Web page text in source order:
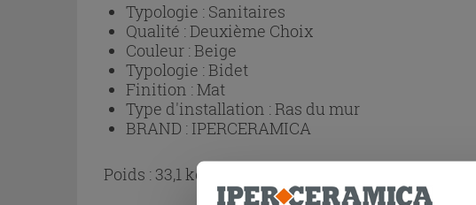
Typologie : Sanitaires
Qualité :Deuxième Choix
Couleur :Beige
Typologie :Bidet
Finition :Mat
Type d'installation :Ras du mur
BRAND : IPERCERAMICA
Poids : 33,1 kg